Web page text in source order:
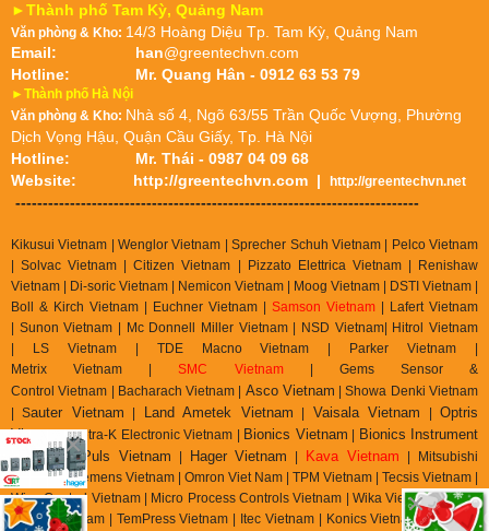
►Thành phố Tam Kỳ, Quảng Nam
Văn phòng & Kho: 14/3 Hoàng Diệu Tp. Tam Kỳ, Quảng Nam
Email:
han@greentechvn.com
Hotline:
Mr. Quang Hân - 0912 63 53 79
►Thành phố Hà Nội
Văn phòng & Kho: Nhà số 4, Ngõ 63/55 Trần Quốc Vượng, Phường
Dịch Vọng Hậu, Quận Cầu Giấy, Tp. Hà Nội
Hotline:
Mr. Thái - 0987 04 09 68
Website: http://greentechvn.com | http://greentechvn.net
--------------------------------------------------------------------------
Kikusui Vietnam | Wenglor Vietnam | Sprecher Schuh Vietnam |
Pelco Vietnam
| Solvac Vietnam | Citizen Vietnam |
Pizzato Elettrica Vietnam| Renishaw
Vietnam | Di-soric Vietnam |
Nemicon Vietnam | Moog Vietnam | DSTI Vietnam |
Boll & Kirch Vietnam | Euchner Vietnam | Samson Vietnam | Lafert Vietnam
| Sunon Vietnam | Mc Donnell Miller Vietnam | NSD Vietnam| Hitrol Vietnam
| LS Vietnam | TDE Macno Vietnam | Parker Vietnam |
MetrixVietnam |SMC Vietnam| Gems Sensor &
ControlVietnam Bacharach Vietnam | Asco Vietnam |Showa Denki Vietnam
| Sauter Vietnam Land Ametek Vietnam Vaisala Vietnam |Optris
Vietnam | Tetra-K Electronic Vietnam | Bionics Vietnam
Bionics Instrument
Vietnam |Puls Vietnam Hager Vietnam Kava Vietnam | Mitsubishi
Vietnam | Siemens Vietnam | Omron Viet Nam | TPM Vietnam | Tecsis Vietnam |
Wise Control Vietnam | Micro Process Controls Vietnam | Wika Vietnam | Asahi
Gauge Vietnam | TemPress Vietnam | Itec Vietnam | Konics Vietnam | Ashcroft